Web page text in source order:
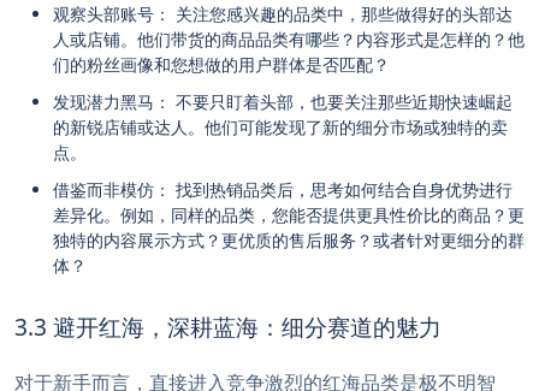
观察头部账号： 关注您感兴趣的品类中，那些做得好的头部达
人或店铺。他们带货的商品品类有哪些？内容形式是怎样的？他
们的粉丝画像和您想做的用户群体是否匹配？
发现潜力黑马： 不要只盯着头部，也要关注那些近期快速崛起
的新锐店铺或达人。他们可能发现了新的细分市场或独特的卖
点。
借鉴而非模仿： 找到热销品类后，思考如何结合自身优势进行
差异化。例如，同样的品类，您能否提供更具性价比的商品？更
独特的内容展示方式？更优质的售后服务？或者针对更细分的群
体？
3.3 避开红海，深耕蓝海：细分赛道的魅力
对于新手而言，直接进入竞争激烈的红海品类是极不明智